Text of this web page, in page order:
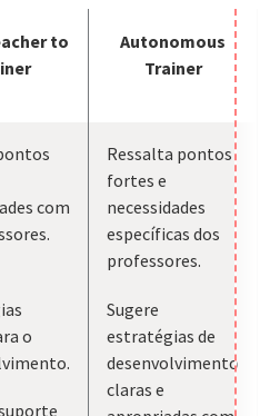
to
Autonomous
Trainer
com
o
Ressalta pontos
fortes e
necessidades
específicas dos
professores.
Sugere
estratégias de
desenvolvimento
claras e